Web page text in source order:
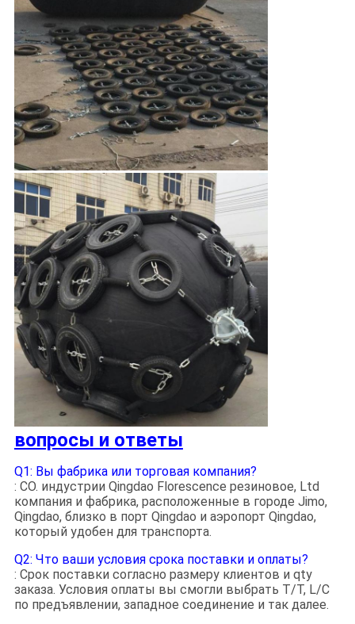
вопросы и ответы
Q1: Вы фабрика или торговая компания?
: CO. индустрии Qingdao Florescence резиновое, Ltd
компания и фабрика, расположенные в городе Jimo,
Qingdao, близко в порт Qingdao и аэропорт Qingdao,
который удобен для транспорта.
Q2: Что ваши условия срока поставки и оплаты?
: Срок поставки согласно размеру клиентов и qty
заказа. Условия оплаты вы смогли выбрать T/T, L/C
по предъявлении, западное соединение и так далее.